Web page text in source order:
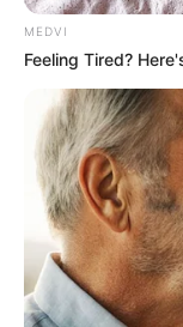
ความรักไม่มีใครย
ประจำ ดูแลกันให้
วี่แวว ถ้าได้เดิน
ความรักเหินห่าง
ไม่น่าเสน่หาเหมื
ชอบก็ไม่เล่นด้วย
ส่วนใหญ่ที่เข้ามา
เดียว ถ้ามีคนรักแ
ทำให้คุณต้องมานั่
MEDVI
Feeling Tired?